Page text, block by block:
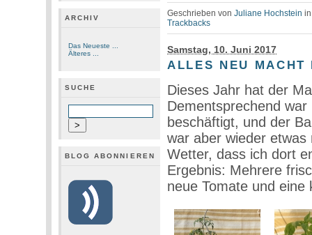
ARCHIV
Das Neueste ...
Älteres ...
SUCHE
BLOG ABONNIEREN
Geschrieben vonJuliane Hochstein
Trackbacks
Samstag, 10. Juni 2017
ALLES NEU MACHT
Dieses Jahr hat der
Dementsprechend
beschäftigt, und der
war aber wieder
Wetter, dass ich dort
Ergebnis: Mehrere
neue Tomate und eine